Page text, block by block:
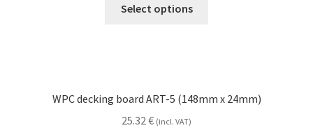
Select options
WPC decking board ART-5 (148mm x 24mm)
25.32 € (incl. VAT)